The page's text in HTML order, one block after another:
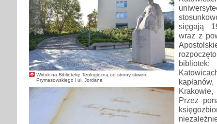
Widok na Bibliotekę Teologiczną od strony skweru
Prymasowskiego i ul. Jordana
sięgają
wraz z
Przez